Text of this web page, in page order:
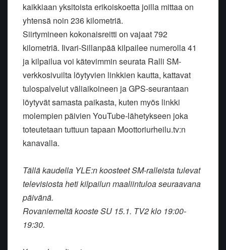
kaikkiaan yksitoista erikoiskoetta joilla mittaa on
yhtensä noin 236 kilometriä.
Siirtymineen kokonaisreitti on vajaat 792
kilometriä. Iivari-Sillanpää kilpailee numerolla 41
ja kilpailua voi kätevimmin seurata Ralli SM-
verkkosivuilta löytyvien linkkien kautta, kattavat
tulospalvelut väliaikoineen ja GPS-seurantaan
löytyvät samasta paikasta, kuten myös linkki
molempien päivien YouTube-lähetykseen joka
toteutetaan tuttuun tapaan Moottoriurheilu.tv:n
kanavalla.
Tällä kaudella YLE:n koosteet SM-ralleista tulevat
televisiosta heti kilpailun maaliintuloa seuraavana
päivänä.
Rovaniemeltä kooste SU 15.1. TV2 klo 19:00-
19:30.